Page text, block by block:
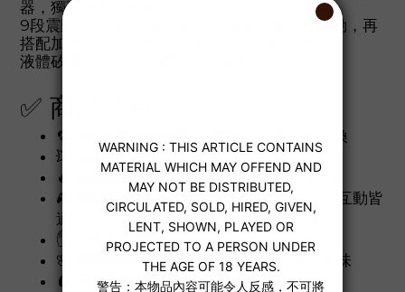
器，獨享或雙人互動皆宜。
9段震動 × 3段伸縮旋轉速度，模擬真實活塞運動，再
搭配加溫設計，讓體感更逼真、快感更立體。
液體矽膠包覆，絲滑觸感令人愛不釋手。
✅ 商品特色：
🔁
，節奏自由切換
💥
9段震動模式 ，多重高潮隨心選擇
🔥
加熱功能，模擬人體溫度，提升真實感
🎮
無線遙控器 （10米距離），單人或伴侶互動皆
適用
✋
人體工學握柄設計，手持穩定不卡手
🌸
液態鉑金矽膠 製成，柔軟親膚、無毒無味
🧲
可拆卸吸盤底座，固定使用更穩固